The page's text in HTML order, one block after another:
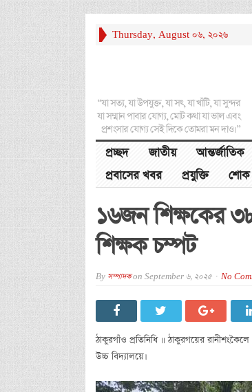
Thursday, August 06, 2026
“যা সত্য, যা উপযুক্ত, যা সৎ, যা খাঁটি, যা সুন্দর
যা সম্মান পাবার যোগ্য, মোট কথা যা ভাল এবং
প্রশংসার যোগ্য সেই দিকে তোমরা মন দাও।”
প্রচ্ছদ জাতীয় আন্তর্জাতিক
প্রবাসের খবর
প্রযুক্তি শোক
১৬জন শিক্ষকের
শিক্ষক চম্পট
By সম্পাদকon September 6, 2025 No
ঠাকুরগাঁও প্রতিনিধি ॥ ঠাকুরগয়ের
উচ্চ বিদ্যালয়ে।